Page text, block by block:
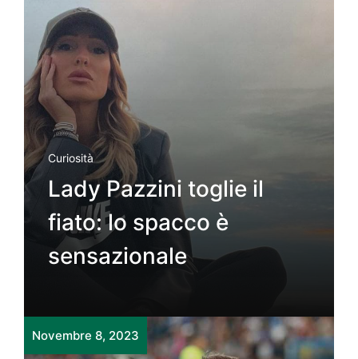
Curiosità
Lady Pazzini toglie il
fiato: lo spacco è
sensazionale
Novembre 8, 2023